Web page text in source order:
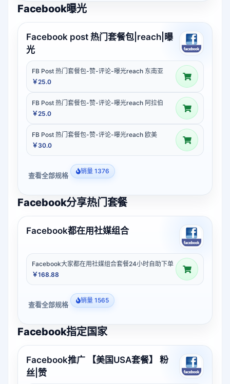
Facebook曝光
Facebook post 热门套餐包|reach|曝
光
FB Post 热门套餐包-赞-评论-曝光reach 东南亚
￥25.0
FB Post 热门套餐包-赞-评论-曝光reach 阿拉伯
￥25.0
FB Post 热门套餐包-赞-评论-曝光reach 欧美
￥30.0
查看全部规格 销量 1376
Facebook分享热门套餐
Facebook都在用社媒组合
Facebook大家都在用社媒组合套餐24小时自助下单
￥168.88
查看全部规格 销量 1565
Facebook指定国家
Facebook推广 【美国USA套餐】 粉
丝|赞